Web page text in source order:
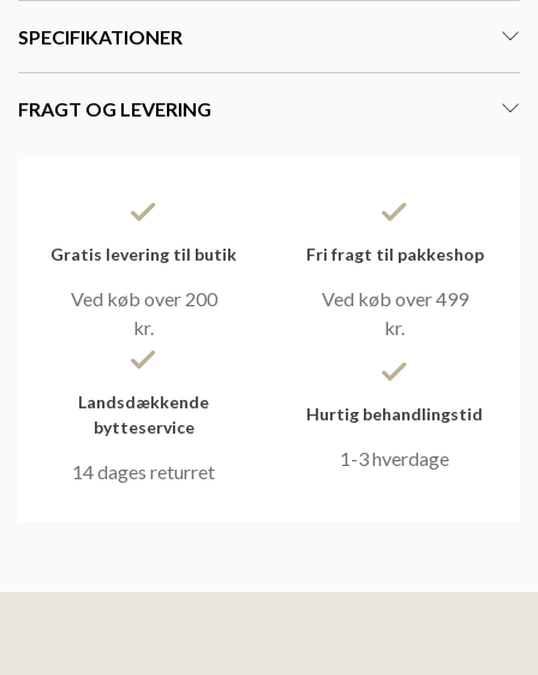
SPECIFIKATIONER
FRAGT OG LEVERING
Gratis levering til butik
Ved køb over 200
kr.
Fri fragt til pakkeshop
Ved køb over 499
kr.
Landsdækkende
bytteservice
14 dages returret
Hurtig behandlingstid
1-3 hverdage